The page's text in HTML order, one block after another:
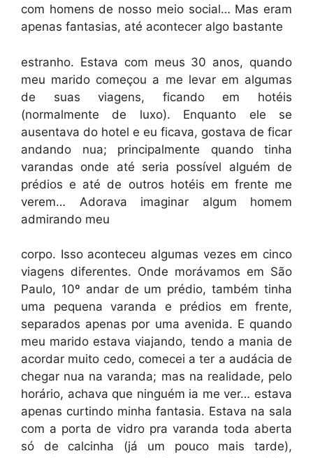
com homens de nosso meio social… Mas eram
apenas fantasias, até acontecer algo bastante
estranho. Estava com meus 30 anos, quando
meu marido começou a me levar em algumas
de suas viagens, ficando em hotéis
(normalmente de luxo). Enquanto ele se
ausentava do hotel e eu ficava, gostava de ficar
andando nua; principalmente quando tinha
varandas onde até seria possível alguém de
prédios e até de outros hotéis em frente me
verem… Adorava imaginar algum homem
admirando meu
corpo. Isso aconteceu algumas vezes em cinco
viagens diferentes. Onde morávamos em São
Paulo, 10º andar de um prédio, também tinha
uma pequena varanda e prédios em frente,
separados apenas por uma avenida. E quando
meu marido estava viajando, tendo a mania de
acordar muito cedo, comecei a ter a audácia de
chegar nua na varanda; mas na realidade, pelo
horário, achava que ninguém ia me ver… estava
apenas curtindo minha fantasia. Estava na sala
com a porta de vidro pra varanda toda aberta
só de calcinha (já um pouco mais tarde),